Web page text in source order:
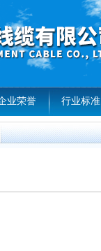
业荣誉 行业标准